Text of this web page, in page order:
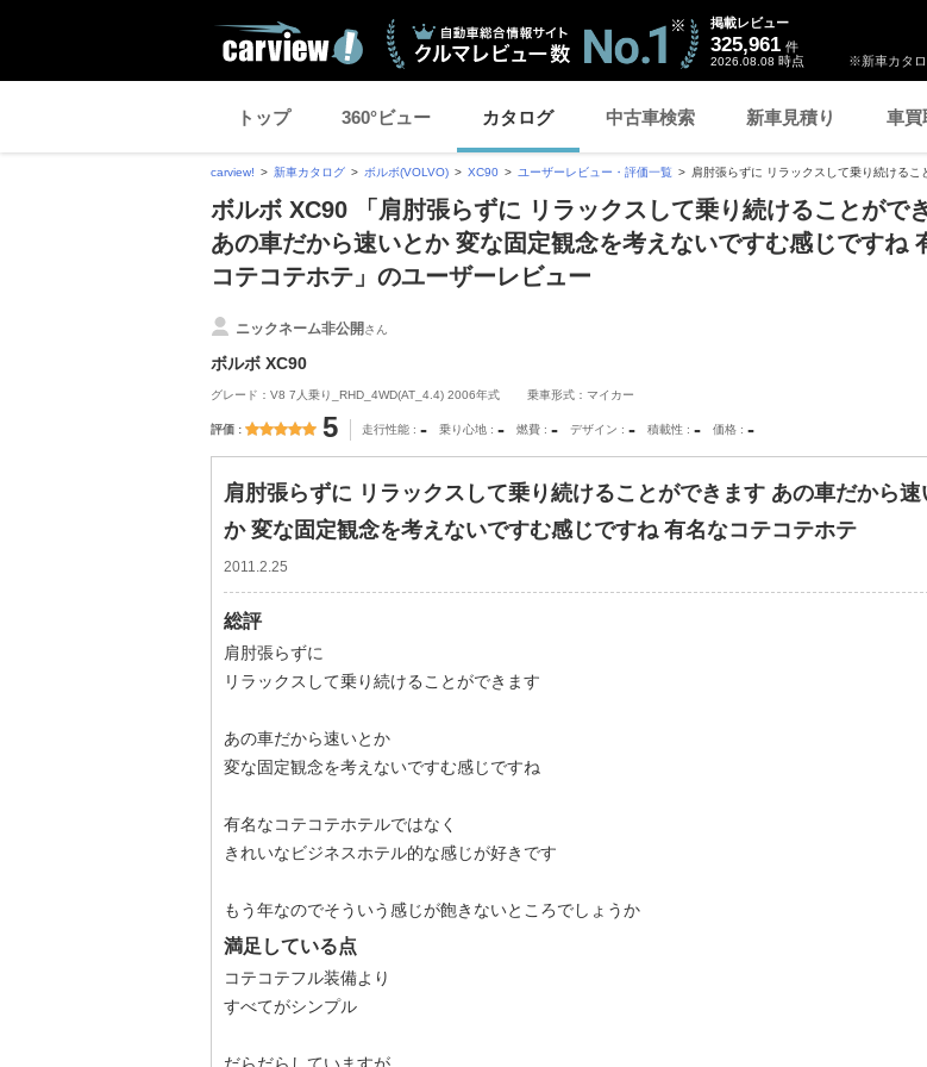
※新車カタロ
掲載レビュー
325,961 件
2026.08.08 時点
トップ 360°ビュー カタログ 中古車検索 新車見積り 車買
carview! 新車カタログ ボルボ(VOLVO) XC90 ユーザーレビュー・評価一覧 肩肘張らずに リラックスして乗り続けるこ
ボルボ XC90 「肩肘張らずに リラックスして乗り続けることがで
あの車だから速いとか 変な固定観念を考えないですむ感じですね
コテコテホテ」のユーザーレビュー
ニックネーム非公開さん
ボルボ XC90
グレード：V8 7人乗り_RHD_4WD(AT_4.4) 2006年式 乗車形式：マイカー
評価 5 走行性能 - 乗り心地 - 燃費 - デザイン - 積載性 - 価格 -
肩肘張らずに リラックスして乗り続けることができます あの車だから速
か 変な固定観念を考えないですむ感じですね 有名なコテコテホテ
2011.2.25
総評
肩肘張らずに
リラックスして乗り続けることができます
あの車だから速いとか
変な固定観念を考えないですむ感じですね
有名なコテコテホテルではなく
きれいなビジネスホテル的な感じが好きです
もう年なのでそういう感じが飽きないところでしょうか
満足している点
コテコテフル装備より
すべてがシンプル